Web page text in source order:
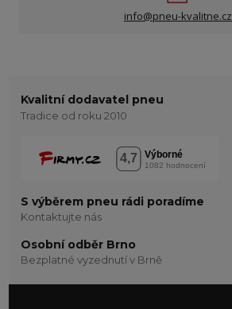
info@pneu-kvalitne.cz
Kvalitní dodavatel pneu
Tradice od roku 2010
S výběrem pneu rádi poradíme
Kontaktujte nás
Osobní odběr Brno
Bezplatné vyzednutí v Brně